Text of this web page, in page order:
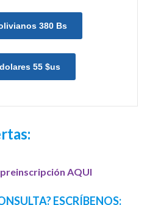
380 Bs
55 $us
preinscripción AQUI
ESCRÍBENOS: